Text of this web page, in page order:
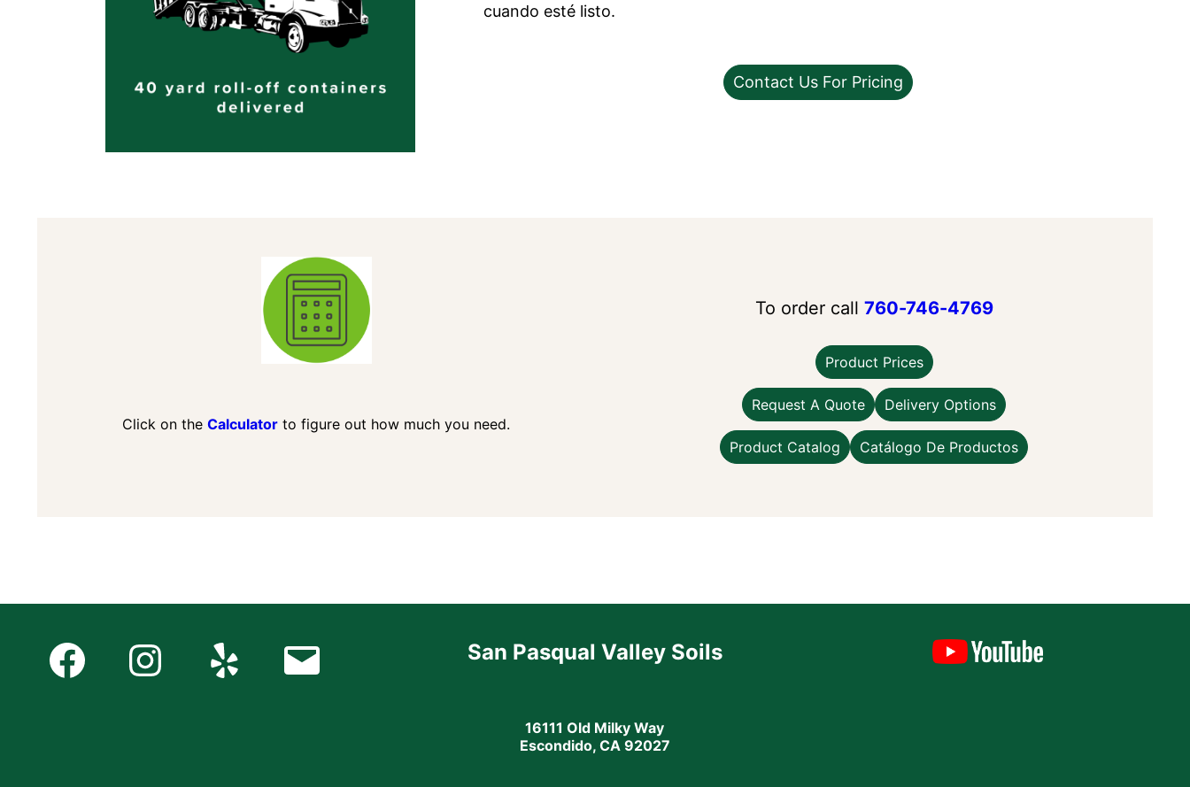
cuando esté listo.
Contact Us For Pricing
Click on the Calculator to figure out how much you need.
To order call 760-746-4769
Product Prices
Request A Quote Delivery Options
Product Catalog Catálogo De Productos
San Pasqual Valley Soils
16111 Old Milky Way
Escondido, CA 92027